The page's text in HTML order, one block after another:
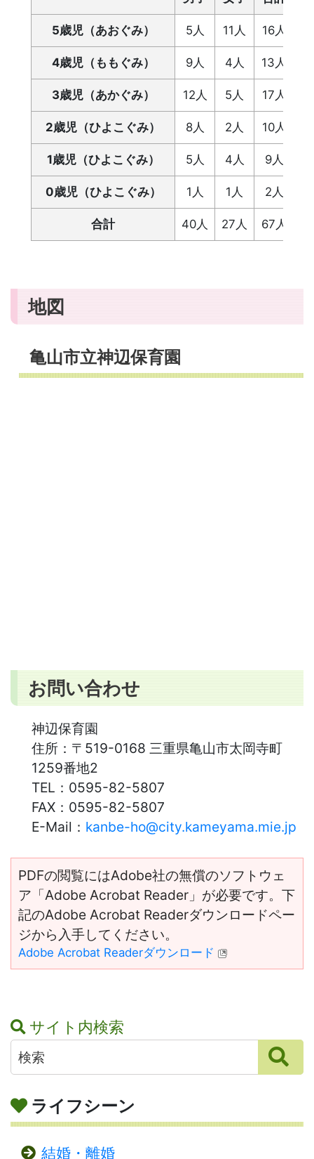
5歳児（あおぐみ） 5人 11人 16人
4歳児（ももぐみ） 9人 4人 13人
3歳児（あかぐみ） 12人 5人 17人
2歳児（ひよこぐみ） 8人 2人 10人
1歳児（ひよこぐみ） 5人 4人 9人
0歳児（ひよこぐみ） 1人 1人 2人
合計 40人 27人 67人
地図
亀山市立神辺保育園
お問い合わせ
神辺保育園
住所： 〒519-0168 三重県亀山市太岡寺町
1259番地2
TEL： 0595-82-5807
FAX： 0595-82-5807
E-Mail： kanbe-ho@city.kameyama.mie.jp
PDFの閲覧にはAdobe社の無償のソフトウェ
ア「Adobe Acrobat Reader」が必要です。下
記のAdobe Acrobat Readerダウンロードペー
ジから入手してください。
Adobe Acrobat Readerダウンロード
サイト内検索
ライフシーン
結婚・離婚